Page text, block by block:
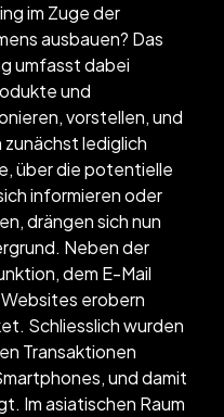
im Zuge der
ausbauen? Das
umfasst dabei
und
vorstellen, und
lediglich
über die potentielle
informieren oder
drängen sich nun
Neben der
dem E-Mail
erobern
Schliesslich wurden
Transaktionen
und damit
Im asiatischen Raum